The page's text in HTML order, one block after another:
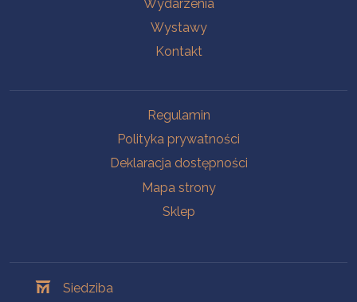
Wydarzenia
Wystawy
Kontakt
Regulamin
Polityka prywatności
Deklaracja dostępności
Mapa strony
Sklep
Siedziba